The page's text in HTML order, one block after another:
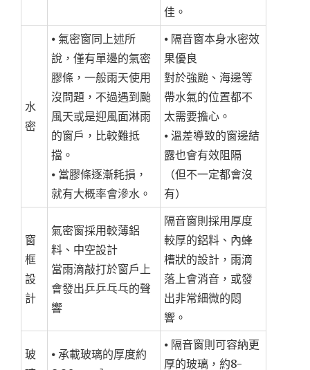
佳。
水
密
⦁ 氣密窗同上述所
說，僅有單邊的氣密
膠條，一般雨天使用
沒問題，不過遇到颱
風天或是迎風面淋雨
的窗戶，比較難抵
擋。
⦁ 當膠條逐漸耗損，
就有大概率會滲水。
⦁ 隔音窗本身水密效
果優良
對於強颱、海邊等
帶水氣的位置都不
太需要擔心。
⦁ 溫差導致的窗邊結
露也會有效阻隔
（但不一定都會沒
有）
窗
框
設
計
氣密窗採用較薄鋁
料、中空設計
當雨滴敲打於窗戶上
會發出乒乒乓乓的聲
響
隔音窗則採用厚度
較厚的鋁料、內蜂
槽狀的設計，雨滴
落上會消音，或發
出非常細微的悶
響。
玻
⦁ 承載玻璃的厚度約
⦁ 隔音窗則可容納更
厚的玻璃，約8-